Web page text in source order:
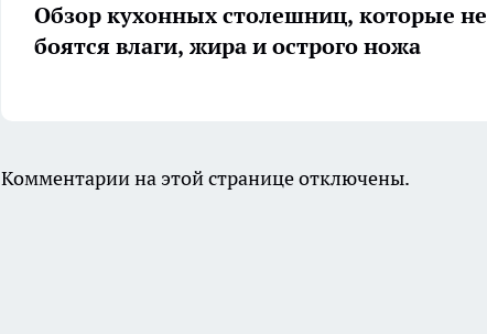
Обзор кухонных столешниц, которые не
боятся влаги, жира и острого ножа
Комментарии на этой странице отключены.